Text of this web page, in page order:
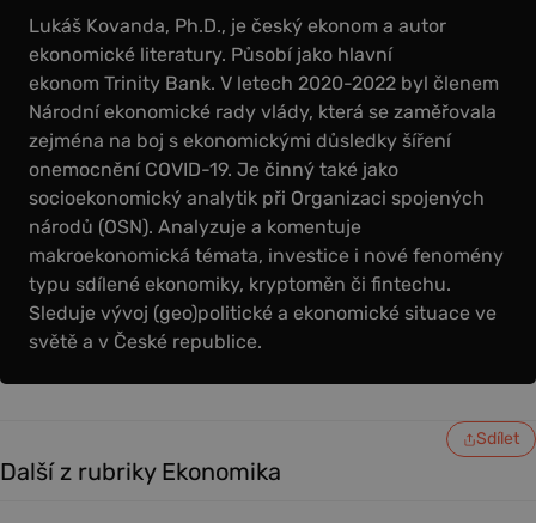
Lukáš Kovanda, Ph.D., je český ekonom a autor
ekonomické literatury. Působí jako hlavní
ekonom Trinity Bank. V letech 2020-2022 byl členem
Národní ekonomické rady vlády, která se zaměřovala
zejména na boj s ekonomickými důsledky šíření
onemocnění COVID-19. Je činný také jako
socioekonomický analytik při Organizaci spojených
národů (OSN). Analyzuje a komentuje
makroekonomická témata, investice i nové fenomény
typu sdílené ekonomiky, kryptoměn či fintechu.
Sleduje vývoj (geo)politické a ekonomické situace ve
světě a v České republice.
Sdílet
Další z rubriky Ekonomika